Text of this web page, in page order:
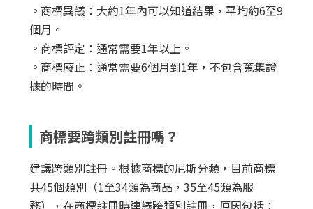
。商標異議：大約1年內可以知道結果，平均約6至9
個月。
。商標評定：通常需要1年以上。
。商標廢止：通常需要6個月到1年，不包含蒐集證
據的時間。
商標要跨類別註冊嗎？
建議跨類別註冊。根據商標的尼斯分類，目前商標
共45個類別（1至34類為商品，35至45類為服